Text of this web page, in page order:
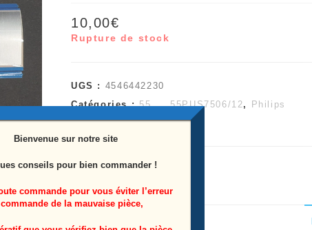
10,00€
Rupture de stock
UGS : 4546442230
Catégories :55...,55PUS7506/12,
Philips
Étiquette :55PUS7506/12
Bienvenue sur notre site
conseils pour bien commander !
commande pour vous éviter l’erreur
de la mauvaise pièce,